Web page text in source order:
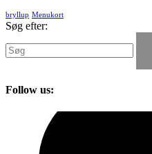
bryllup Menukort
Søg efter:
Follow us: